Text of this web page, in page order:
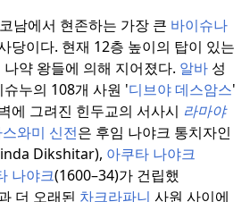
남에서 현존하는 가장 큰 바이슈나
당이다. 현재 12층 높이의 탑이 있는
약 왕들에 의해 지어졌다. 알바 성
누의 108개 사원 '디브야 데스암스'
에 그려진 힌두교의 서사시 라마야
와미 신전은 후임 나야크 통치자인
Dikshitar), 아쿠타 나야크
나야크(1600–34)가 건립했
더 오래된 차크라파니 사원 사이에